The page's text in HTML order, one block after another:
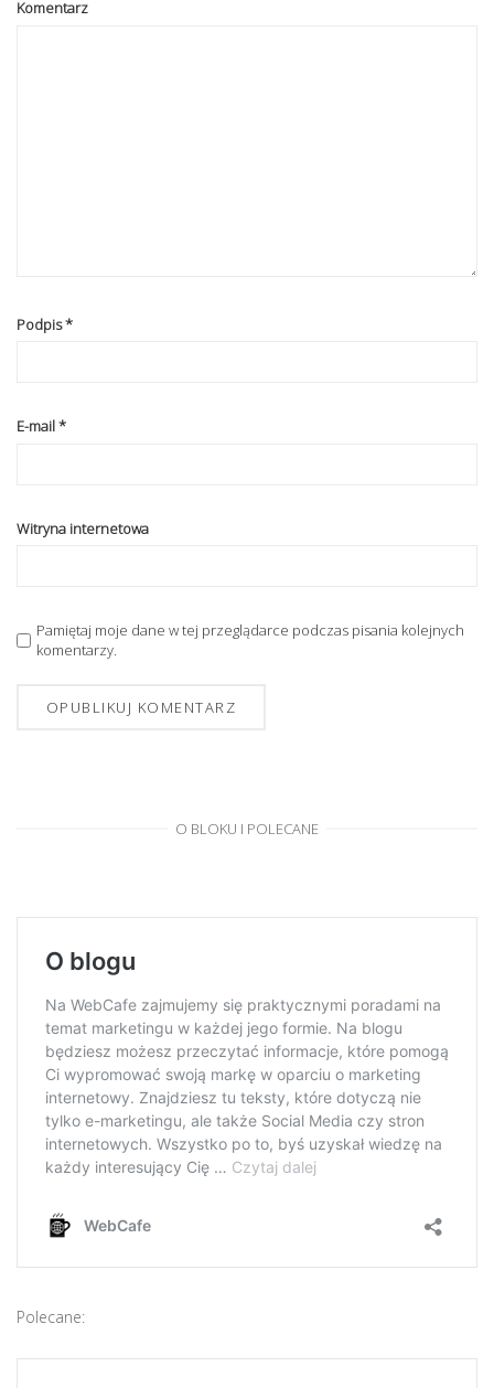
Komentarz
Podpis*
E-mail*
Witryna internetowa
Pamiętaj moje dane w tej przeglądarce podczas pisania kolejnych
komentarzy.
O BLOKU I POLECANE
Polecane: